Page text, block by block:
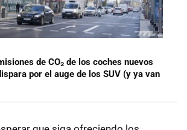
de CO₂ de los coches nuevos
por el auge de los SUV (y ya van